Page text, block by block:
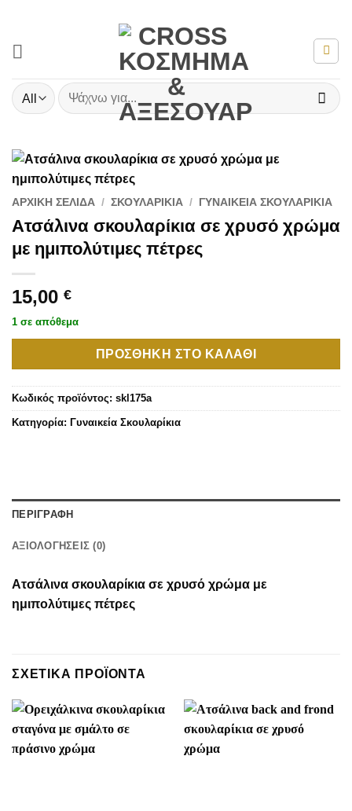
περιεχόμενο
Αναζήτηση
για:
ΑΡΧΙΚΉ ΣΕΛΊΔΑ / ΣΚΟΥΛΑΡΊΚΙΑ / ΓΥΝΑΙΚΕΊΑ ΣΚΟΥΛΑΡΊΚΙΑ
Ατσάλινα σκουλαρίκια σε χρυσό χρώμα
με ημιπολύτιμες πέτρες
15,00 €
1 σε απόθεμα
ΠΡΟΣΘΉΚΗ ΣΤΟ ΚΑΛΆΘΙ
Κωδικός προϊόντος: skl175a
Κατηγορία: Γυναικεία Σκουλαρίκια
ΠΕΡΙΓΡΑΦΉ
ΑΞΙΟΛΟΓΉΣΕΙΣ (0)
Ατσάλινα σκουλαρίκια σε χρυσό χρώμα με
ημιπολύτιμες πέτρες
ΣΧΕΤΙΚΆ ΠΡΟΪΌΝΤΑ